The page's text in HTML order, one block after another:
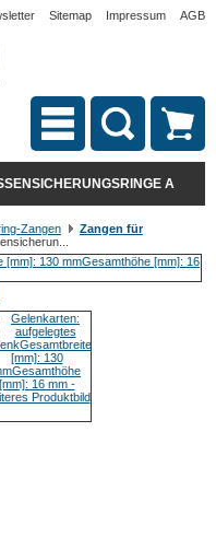
Sitemap Impressum AGB
A
Zangen
Zangen für